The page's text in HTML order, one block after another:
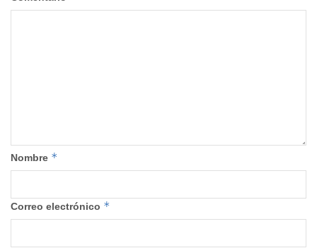
Nombre *
Correo electrónico *